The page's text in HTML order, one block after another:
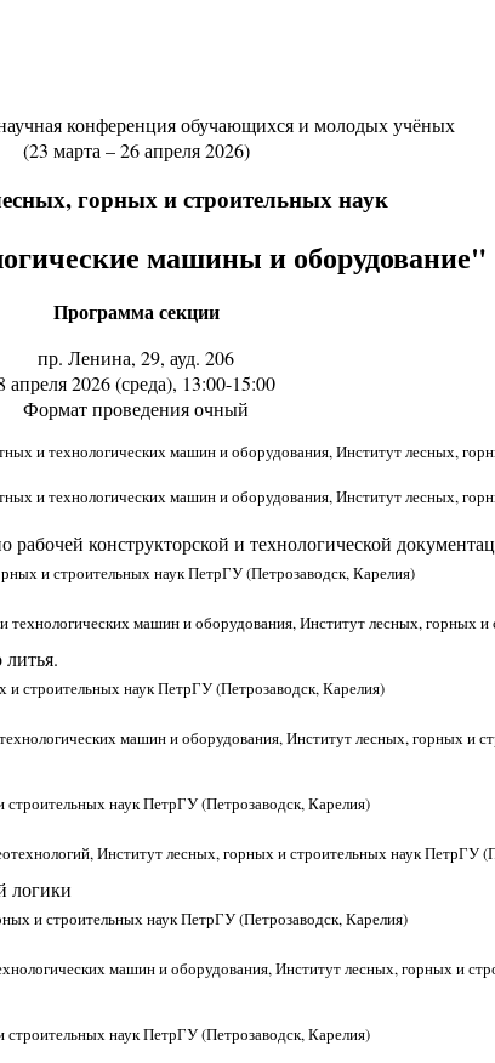
конференция обучающихся и молодых учёных
(23 марта – 26 апреля 2026)
горных и строительных наук
машины и оборудование"
Программа секции
пр. Ленина, 29, ауд. 206
апреля 2026 (среда), 13:00-15:00
Формат проведения очный
и технологических машин и оборудования, Институт лесных,
и технологических машин и оборудования, Институт лесных,
конструкторской и технологической
и строительных наук ПетрГУ (Петрозаводск, Карелия)
технологических машин и оборудования, Институт лесных, горных
и строительных наук ПетрГУ (Петрозаводск, Карелия)
машин и оборудования, Институт лесных, горных и
наук ПетрГУ (Петрозаводск, Карелия)
Институт лесных, горных и строительных наук ПетрГУ
логики
и строительных наук ПетрГУ (Петрозаводск, Карелия)
машин и оборудования, Институт лесных, горных и
наук ПетрГУ (Петрозаводск, Карелия)